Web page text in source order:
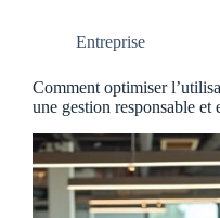
Entreprise
Comment optimiser
une gestion responsable et